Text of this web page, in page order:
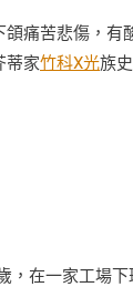
痛苦悲傷，有
蒂家竹科X光族
，在一家工場